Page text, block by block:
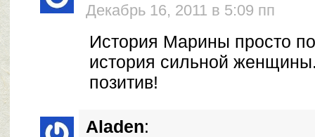
Декабрь 16, 2011 в 5:09 пп
История Марины просто
история сильной
позитив!
Aladen: